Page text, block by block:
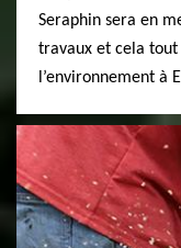
Seraphin sera en
travaux et cela
l’environnement à